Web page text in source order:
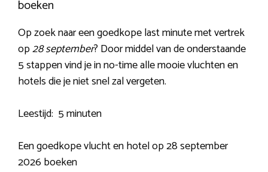
boeken
Op zoek naar een goedkope last minute met vertrek
op28 september? Door middel van de onderstaande
5 stappen vind je in no-time alle mooie vluchten en
hotels die je niet snel zal vergeten.
Leestijd: 5 minuten
Een goedkope vlucht en hotel op 28 september
2026 boeken